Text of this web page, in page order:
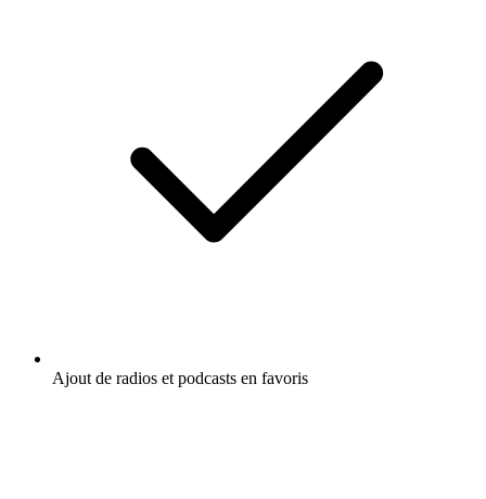
Ajout de radios et podcasts en favoris